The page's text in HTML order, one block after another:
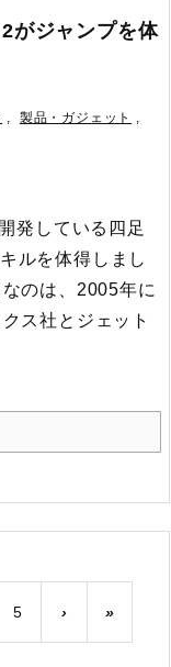
がジャンプを体
, 製品・ガジェット
,
発している四足
ルを体得しまし
のは、2005年に
ス社とジェット
5 › »